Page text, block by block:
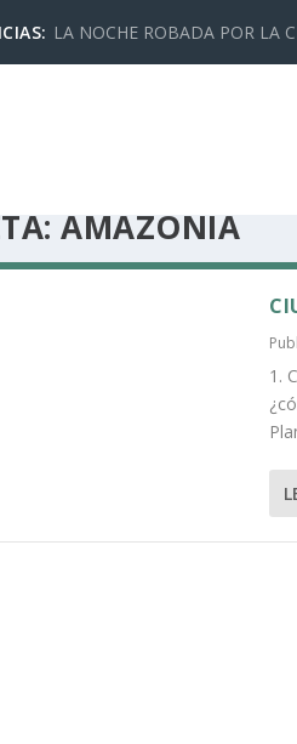
LA NOCHE ROBADA POR LA
AMAZONÍA
1.